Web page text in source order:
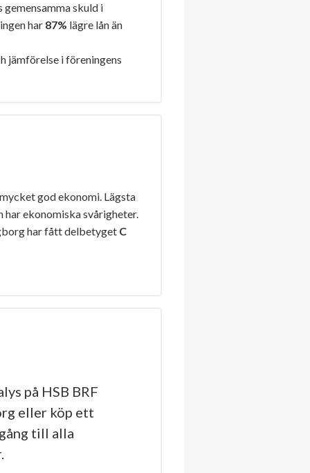
gemensamma skuld i
har 87% lägre lån än
jämförelse i föreningens
god ekonomi. Lägsta
ekonomiska svårigheter.
har fått delbetyget C
på HSB BRF
eller köp ett
till alla